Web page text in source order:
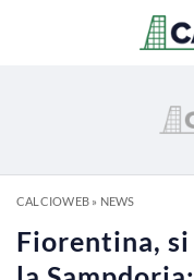
CALCIOWEB» NEWS
Fiorentina,